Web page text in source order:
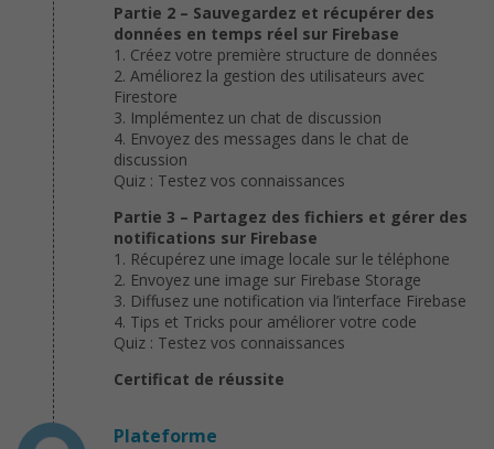
Partie 2 – Sauvegardez et récupérer des
données en temps réel sur Firebase
1. Créez votre première structure de données
2. Améliorez la gestion des utilisateurs avec
Firestore
3. Implémentez un chat de discussion
4. Envoyez des messages dans le chat de
discussion
Quiz : Testez vos connaissances
Partie 3 – Partagez des fichiers et gérer des
notifications sur Firebase
1. Récupérez une image locale sur le téléphone
2. Envoyez une image sur Firebase Storage
3. Diffusez une notification via l’interface Firebase
4. Tips et Tricks pour améliorer votre code
Quiz : Testez vos connaissances
Certificat de réussite
Plateforme